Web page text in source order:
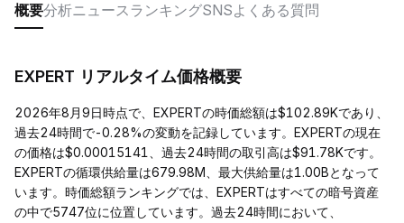
概要分析ニュース ランキングSNSよくある質問
EXPERT リアルタイム価格概要
2026年8月9日時点で、EXPERTの時価総額は$102.89Kであり、
過去24時間で-0.28%の変動を記録しています。EXPERTの現在
の価格は$0.00015141、過去24時間の取引高は$91.78Kです。
EXPERTの循環供給量は679.98M、最大供給量は1.00Bとなって
います。時価総額ランキングでは、EXPERTはすべての暗号資産
の中で5747位に位置しています。過去24時間において、